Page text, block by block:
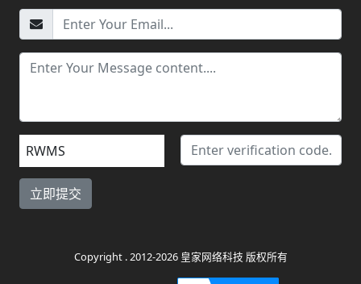
RWMS
Copyright . 2012-2026 皇家网络科技 版权所有